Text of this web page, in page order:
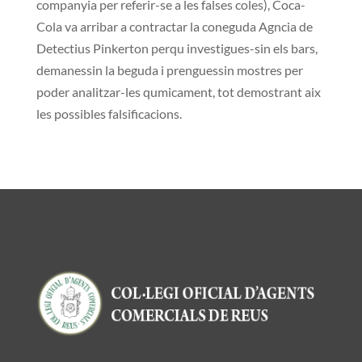
companyia per referir-se a les falses coles), Coca-
Cola va arribar a contractar la coneguda Agncia de
Detectius Pinkerton perqu investigues-sin els bars,
demanessin la beguda i prenguessin mostres per
poder analitzar-les qumicament, tot demostrant aix
les possibles falsificacions.